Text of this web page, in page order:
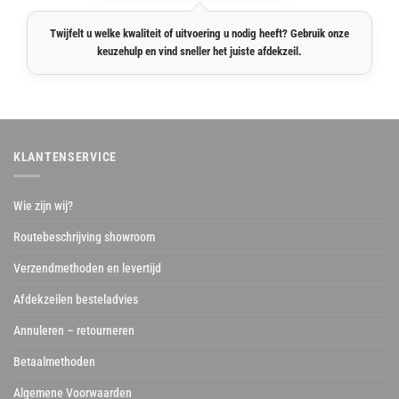
Twijfelt u welke kwaliteit of uitvoering u nodig heeft? Gebruik onze
keuzehulp en vind sneller het juiste afdekzeil.
KLANTENSERVICE
Wie zijn wij?
Routebeschrijving showroom
Verzendmethoden en levertijd
Afdekzeilen besteladvies
Annuleren – retourneren
Betaalmethoden
Algemene Voorwaarden